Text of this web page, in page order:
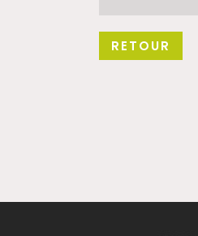
RETOUR